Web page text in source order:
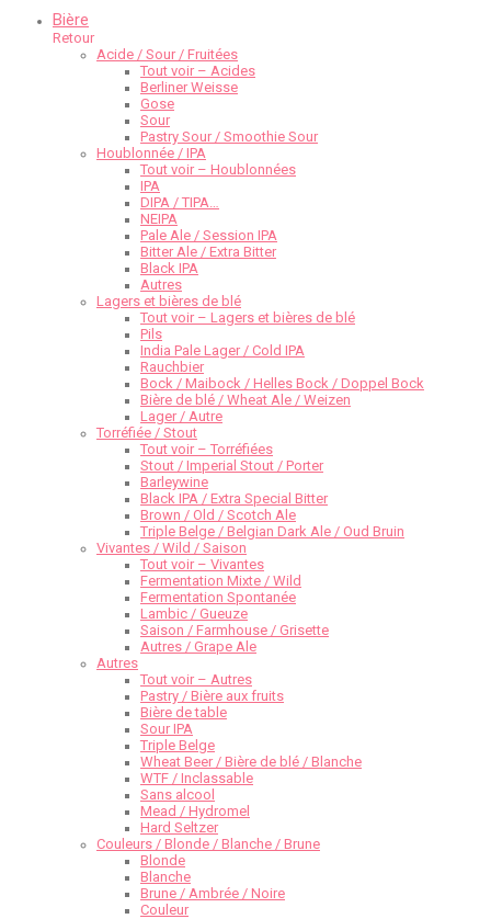
Bière
Retour
Acide / Sour / Fruitées
Tout voir – Acides
Berliner Weisse
Gose
Sour
Pastry Sour / Smoothie Sour
Houblonnée / IPA
Tout voir – Houblonnées
IPA
DIPA / TIPA…
NEIPA
Pale Ale / Session IPA
Bitter Ale / Extra Bitter
Black IPA
Autres
Lagers et bières de blé
Tout voir – Lagers et bières de blé
Pils
India Pale Lager / Cold IPA
Rauchbier
Bock / Maibock / Helles Bock / Doppel Bock
Bière de blé / Wheat Ale / Weizen
Lager / Autre
Torréfiée / Stout
Tout voir – Torréfiées
Stout / Imperial Stout / Porter
Barleywine
Black IPA / Extra Special Bitter
Brown / Old / Scotch Ale
Triple Belge / Belgian Dark Ale / Oud Bruin
Vivantes / Wild / Saison
Tout voir – Vivantes
Fermentation Mixte / Wild
Fermentation Spontanée
Lambic / Gueuze
Saison / Farmhouse / Grisette
Autres / Grape Ale
Autres
Tout voir – Autres
Pastry / Bière aux fruits
Bière de table
Sour IPA
Triple Belge
Wheat Beer / Bière de blé / Blanche
WTF / Inclassable
Sans alcool
Mead / Hydromel
Hard Seltzer
Couleurs / Blonde / Blanche / Brune
Blonde
Blanche
Brune / Ambrée / Noire
Couleur